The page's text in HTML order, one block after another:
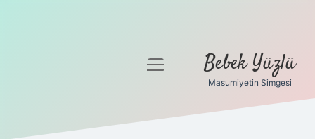
menüyü
Bebek Yüzlü
Masumiyetin Simgesi